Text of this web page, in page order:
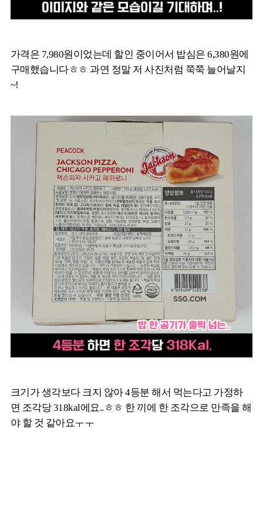
가격은 7,980원이었는데 할인 중이어서 밥심은 6,380원에
구매했습니다ㅎㅎ 과연 정말 저 사진처럼 쭉쭉 늘어날지
~!
크기가 생각보다 크지 않아 4등분 해서 먹는다고 가정하
면 조각당 318kal에요..ㅎㅎ 한 끼에 한 조각으로 만족을 해
야 할 것 같아요ㅜㅜ